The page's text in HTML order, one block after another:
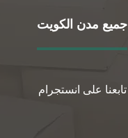
جميع مدن الكويت
تابعنا على انستجرام